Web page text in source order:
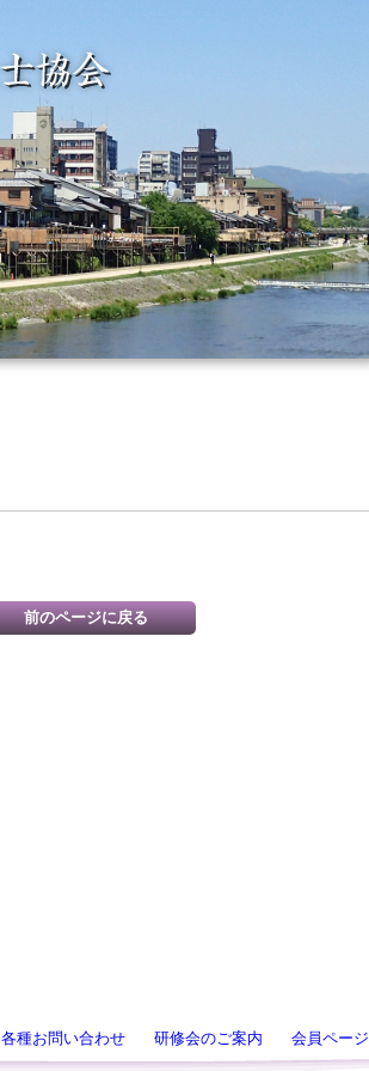
各種お問い合わせ 研修会のご案内 会員ページ